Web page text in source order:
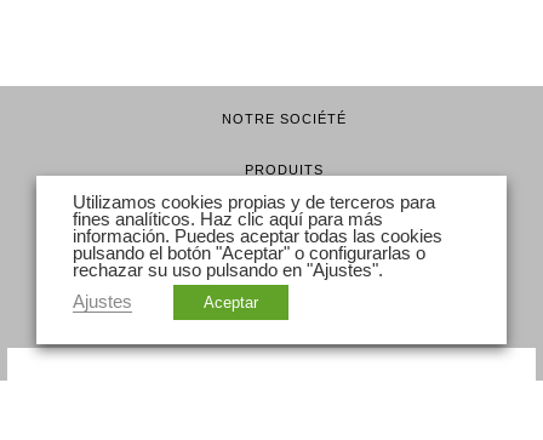
NOTRE SOCIÉTÉ
PRODUITS
ACABADOS
MONTAGE CLÔTURES
CONTACT
Utilizamos cookies propias y de terceros para
fines analíticos. Haz clic aquí para más
información. Puedes aceptar todas las cookies
pulsando el botón "Aceptar" o configurarlas o
rechazar su uso pulsando en "Ajustes".
Ajustes
Aceptar